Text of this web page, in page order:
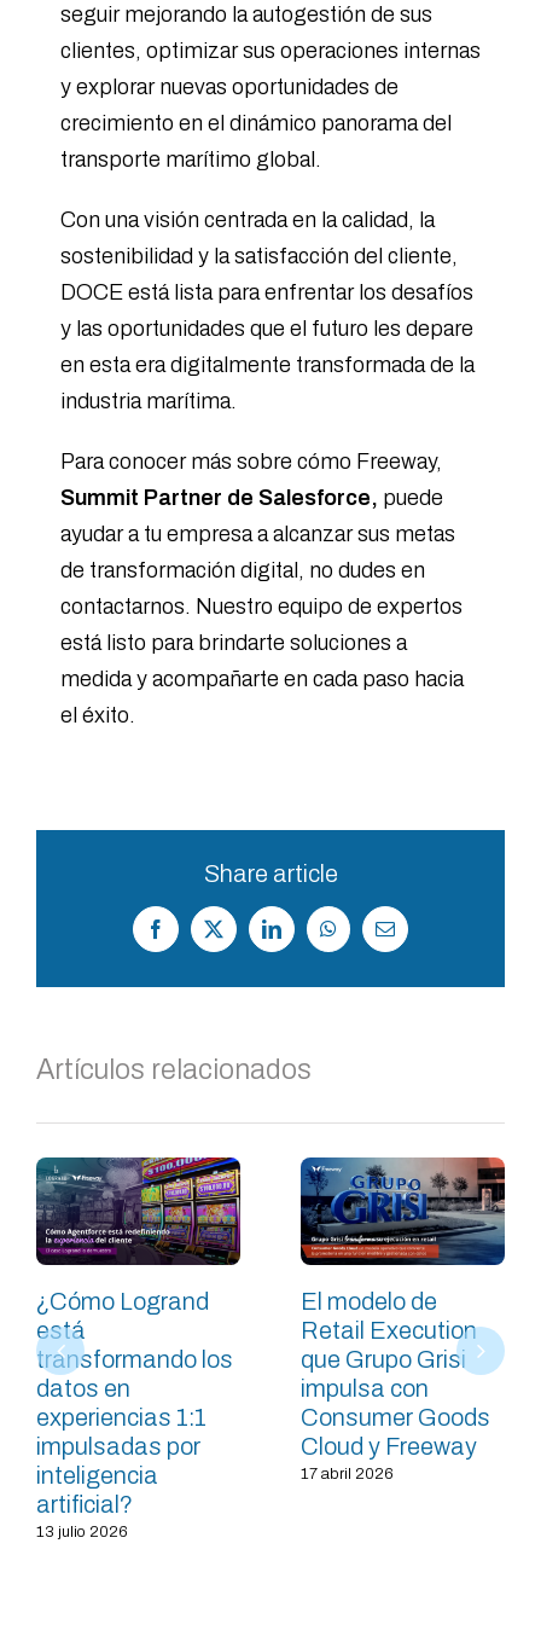
seguir mejorando la autogestión de sus
clientes, optimizar sus operaciones internas
y explorar nuevas oportunidades de
crecimiento en el dinámico panorama del
transporte marítimo global.
Con una visión centrada en la calidad, la
sostenibilidad y la satisfacción del cliente,
DOCE está lista para enfrentar los desafíos
y las oportunidades que el futuro les depare
en esta era digitalmente transformada de la
industria marítima.
Para conocer más sobre cómo Freeway,
Summit Partner de Salesforce, puede
ayudar a tu empresa a alcanzar sus metas
de transformación digital, no dudes en
contactarnos. Nuestro equipo de expertos
está listo para brindarte soluciones a
medida y acompañarte en cada paso hacia
el éxito.
Share article
Facebook
X LinkedInWhatsApp
Correo
electrónico
Artículos relacionados
¿Cómo Logrand
está
transformando los
datos en
experiencias 1:1
impulsadas por
inteligencia
artificial?
13 julio 2026
El modelo de
Retail Execution
que Grupo Grisi
impulsa con
Consumer Goods
Cloud y Freeway
17 abril 2026